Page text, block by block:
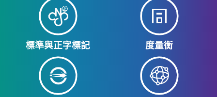
標準與正字標記 度量衡